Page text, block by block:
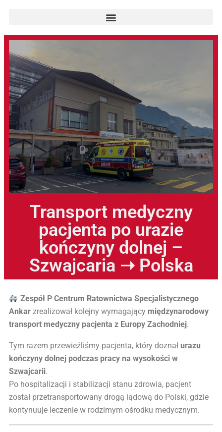
Transport medyczny
pacjenta po urazie
kończyny dolnej –
Szwajcaria ➝ Polska
Zespół P Centrum Ratownictwa Specjalistycznego
Ankar zrealizował kolejny wymagający międzynarodowy
transport medyczny pacjenta z Europy Zachodniej.
Tym razem przewieźliśmy pacjenta, który doznał urazu
kończyny dolnej podczas pracy na wysokości w
Szwajcarii.
Po hospitalizacji i stabilizacji stanu zdrowia, pacjent
został przetransportowany drogą lądową do Polski, gdzie
kontynuuje leczenie w rodzimym ośrodku medycznym.